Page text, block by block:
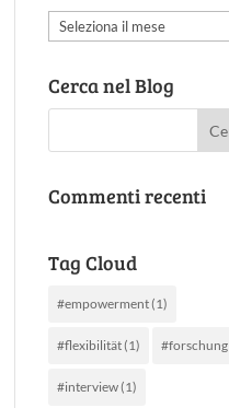
Archivio
Cerca nel Blog
Commenti recenti
Tag Cloud
#empowerment(1)
#flexibilität(1) #forschung
#interview(1)